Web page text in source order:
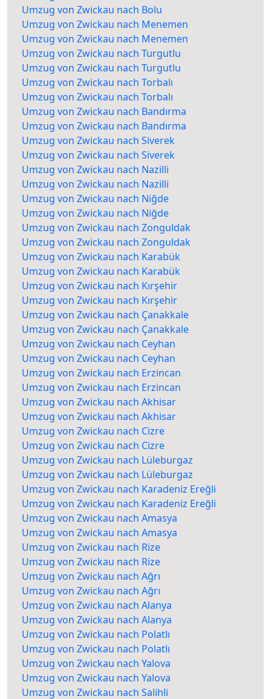
Umzug von Zwickau nach Bolu
Umzug von Zwickau nach Menemen
Umzug von Zwickau nach Menemen
Umzug von Zwickau nach Turgutlu
Umzug von Zwickau nach Turgutlu
Umzug von Zwickau nach Torbalı
Umzug von Zwickau nach Torbalı
Umzug von Zwickau nach Bandırma
Umzug von Zwickau nach Bandırma
Umzug von Zwickau nach Siverek
Umzug von Zwickau nach Siverek
Umzug von Zwickau nach Nazilli
Umzug von Zwickau nach Nazilli
Umzug von Zwickau nach Niğde
Umzug von Zwickau nach Niğde
Umzug von Zwickau nach Zonguldak
Umzug von Zwickau nach Zonguldak
Umzug von Zwickau nach Karabük
Umzug von Zwickau nach Karabük
Umzug von Zwickau nach Kırşehir
Umzug von Zwickau nach Kırşehir
Umzug von Zwickau nach Çanakkale
Umzug von Zwickau nach Çanakkale
Umzug von Zwickau nach Ceyhan
Umzug von Zwickau nach Ceyhan
Umzug von Zwickau nach Erzincan
Umzug von Zwickau nach Erzincan
Umzug von Zwickau nach Akhisar
Umzug von Zwickau nach Akhisar
Umzug von Zwickau nach Cizre
Umzug von Zwickau nach Cizre
Umzug von Zwickau nach Lüleburgaz
Umzug von Zwickau nach Lüleburgaz
Umzug von Zwickau nach Karadeniz Ereğli
Umzug von Zwickau nach Karadeniz Ereğli
Umzug von Zwickau nach Amasya
Umzug von Zwickau nach Amasya
Umzug von Zwickau nach Rize
Umzug von Zwickau nach Rize
Umzug von Zwickau nach Ağrı
Umzug von Zwickau nach Ağrı
Umzug von Zwickau nach Alanya
Umzug von Zwickau nach Alanya
Umzug von Zwickau nach Polatlı
Umzug von Zwickau nach Polatlı
Umzug von Zwickau nach Yalova
Umzug von Zwickau nach Yalova
Umzug von Zwickau nach Salihli